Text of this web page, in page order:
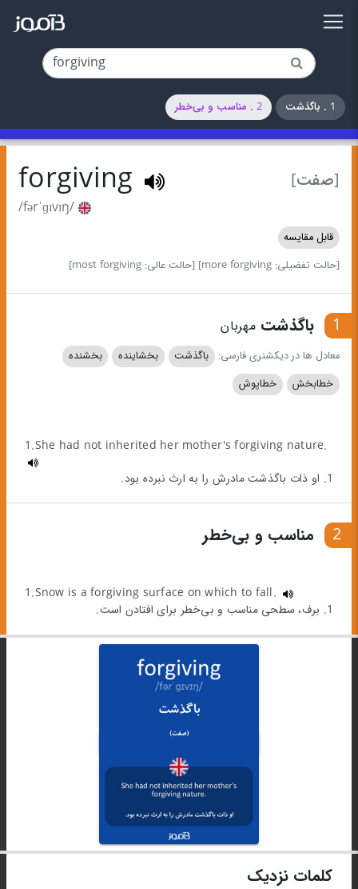
1 . باگذشت 2 . مناسب و بی‌خطر
[صفت] forgiving
/fərˈɡɪvɪŋ/
قابل مقایسه
[حالت تفضیلی: more forgiving]
[حالت عالی: most forgiving]
1 باگذشتمهربان
معادل ها در دیکشنری فارسی: باگذشت بخشاینده
بخشنده
خطابخش
خطاپوش
1.She had not inherited her mother's forgiving nature.
1. او ذات باگذشت مادرش را به ارث نبرده بود.
2 مناسب و بی‌خطر
1.Snow is a forgiving surface on which to fall.
1. برف، سطحی مناسب و بی‌خطر برای افتادن است.
کلمات نزدیک